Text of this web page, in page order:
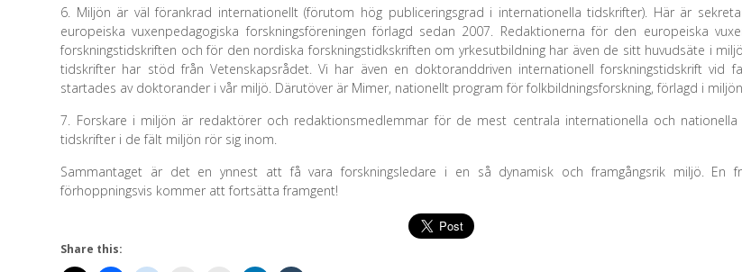
6. Miljön är väl förankrad internationellt (förutom hög publiceringsgrad i internationella tidskrifter). Här är
europeiska vuxenpedagogiska forskningsföreningen förlagd sedan 2007. Redaktionerna för den europeiska
forskningstidskriften och för den nordiska forskningstidkskriften om yrkesutbildning har även de sitt huvudsäte i
tidskrifter har stöd från Vetenskapsrådet. Vi har även en doktoranddriven internationell forskningstidskrift vid
startades av doktorander i vår miljö. Därutöver är Mimer, nationellt program för folkbildningsforskning, förlagd i
7. Forskare i miljön är redaktörer och redaktionsmedlemmar för de mest centrala internationella och nationella
tidskrifter i de fält miljön rör sig inom.
Sammantaget är det en ynnest att få vara forskningsledare i en så dynamisk och framgångsrik miljö. En
förhoppningsvis kommer att fortsätta framgent!
Share this: